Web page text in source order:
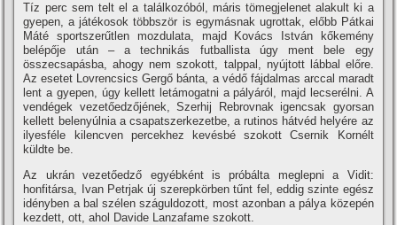
Tí­z perc sem telt el a találkozóból, máris tömegjelenet alakult ki a
gyepen, a játékosok többször is egymásnak ugrottak, előbb Pátkai
Máté sportszerűtlen mozdulata, majd Kovács István kőkemény
belépője után – a technikás futballista úgy ment bele egy
összecsapásba, ahogy nem szokott, talppal, nyújtott lábbal előre.
Az esetet Lovrencsics Gergő bánta, a védő fájdalmas arccal maradt
lent a gyepen, úgy kellett letámogatni a pályáról, majd lecserélni. A
vendégek vezetőedzőjének, Szerhij Rebrovnak igencsak gyorsan
kellett belenyúlnia a csapatszerkezetbe, a rutinos hátvéd helyére az
ilyesféle kilencven percekhez kevésbé szokott Csernik Kornélt
küldte be.
Az ukrán vezetőedző egyébként is próbálta meglepni a Vidit:
honfitársa, Ivan Petrjak új szerepkörben tűnt fel, eddig szinte egész
idényben a bal szélen száguldozott, most azonban a pálya közepén
kezdett, ott, ahol Davide Lanzafame szokott.